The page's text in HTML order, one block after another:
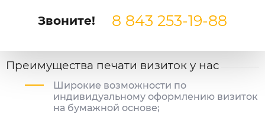
Звоните! 8 843 253-19-88
Преимущества печати визиток у нас
Широкие возможности по
индивидуальному оформлению визиток
на бумажной основе;